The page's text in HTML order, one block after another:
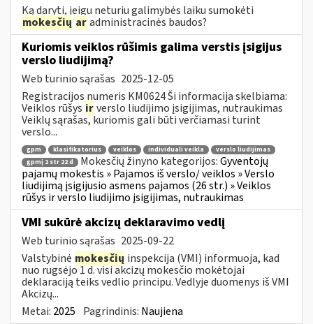
Ką daryti, jeigu neturiu galimybės laiku sumokėti
mokesčių aradministracinės baudos?
Kuriomis veiklos rūšimis galima verstis įsigijus
verslo liudijimą?
Web turinio sąrašas 2025-12-05
Registracijos numeris KM0624 Ši informacija skelbiama:
Veiklos rūšys irverslo liudijimo įsigijimas, nutraukimas
Veiklų sąrašas, kuriomis gali būti verčiamasi turint
verslo...
gpm klasifikatorius veiklos individuali veikla
verslo liudijimas
gpmį 2 str 22 d
Mokesčių žinyno kategorijos:Gyventojų
pajamų mokestis » Pajamos iš verslo/ veiklos » Verslo
liudijimą įsigijusio asmens pajamos (26 str.) » Veiklos
rūšys ir verslo liudijimo įsigijimas, nutraukimas
VMI sukūrė akcizų deklaravimo vedlį
Web turinio sąrašas 2025-09-22
Valstybinė mokesčių inspekcija (VMI) informuoja, kad
nuo rugsėjo 1 d. visi akcizų mokesčio mokėtojai
deklaraciją teiks vedlio principu. Vedlyje duomenys iš VMI
Akcizų...
Metai: 2025 Pagrindinis: Naujiena